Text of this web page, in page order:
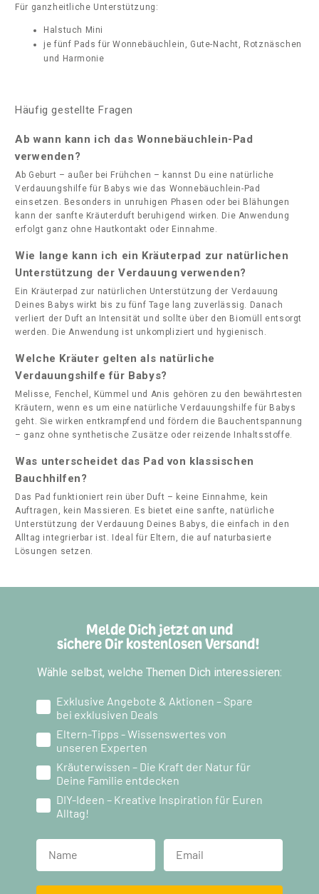
Für ganzheitliche Unterstützung:
Halstuch Mini
je fünf Pads für Wonnebäuchlein, Gute-Nacht, Rotznäschen
und Harmonie
Häufig gestellte Fragen
Ab wann kann ich das Wonnebäuchlein-Pad
verwenden?
Ab Geburt – außer bei Frühchen – kannst Du eine natürliche
Verdauungshilfe für Babys wie das Wonnebäuchlein-Pad
einsetzen. Besonders in unruhigen Phasen oder bei Blähungen
kann der sanfte Kräuterduft beruhigend wirken. Die Anwendung
erfolgt ganz ohne Hautkontakt oder Einnahme.
Wie lange kann ich ein Kräuterpad zur natürlichen
Unterstützung der Verdauung verwenden?
Ein Kräuterpad zur natürlichen Unterstützung der Verdauung
Deines Babys wirkt bis zu fünf Tage lang zuverlässig. Danach
verliert der Duft an Intensität und sollte über den Biomüll entsorgt
werden. Die Anwendung ist unkompliziert und hygienisch.
Welche Kräuter gelten als natürliche
Verdauungshilfe für Babys?
Melisse, Fenchel, Kümmel und Anis gehören zu den bewährtesten
Kräutern, wenn es um eine natürliche Verdauungshilfe für Babys
geht. Sie wirken entkrampfend und fördern die Bauchentspannung
– ganz ohne synthetische Zusätze oder reizende Inhaltsstoffe.
Was unterscheidet das Pad von klassischen
Bauchhilfen?
Das Pad funktioniert rein über Duft – keine Einnahme, kein
Auftragen, kein Massieren. Es bietet eine sanfte, natürliche
Unterstützung der Verdauung Deines Babys, die einfach in den
Alltag integrierbar ist. Ideal für Eltern, die auf naturbasierte
Lösungen setzen.
Melde Dich jetzt an und
sichere Dir kostenlosen Versand!
Wähle selbst, welche Themen Dich interessieren:
Exklusive Angebote & Aktionen – Spare
bei exklusiven Deals
Eltern-Tipps - Wissenswertes von
unseren Experten
Kräuterwissen – Die Kraft der Natur für
Deine Familie entdecken
DIY-Ideen – Kreative Inspiration für Euren
Alltag!
Name